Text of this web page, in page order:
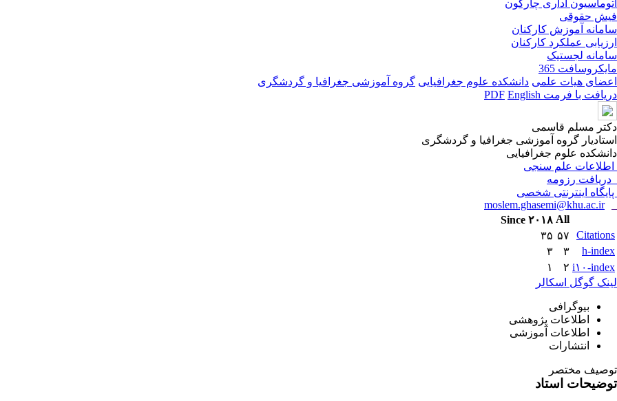
اتوماسیون اداری چارگون
فیش حقوقی
سامانه آموزش کارکنان
ارزیابی عملکرد کارکنان
سامانه لجستیک
مایکروسافت 365
اعضای هیات علمی دانشکده علوم جغرافیایی گروه آموزشی جغرافیا و گردشگری
دریافت با فرمت PDF English
دکتر مسلم قاسمی
استادیار گروه آموزشی جغرافیا و گردشگری
دانشکده علوم جغرافیایی
اطلاعات علم سنجی
دریافت رزومه
پایگاه اینترنتی شخصی
moslem.ghasemi@khu.ac.ir
All Since ۲۰۱۸
Citations
۵۷ ۳۵
h-index
۳
۳
i۱۰-index ۲
۱
لینک گوگل اسکالر
بیوگرافی
اطلاعات پژوهشی
اطلاعات آموزشی
انتشارات
توصیف مختصر
توضیحات استاد